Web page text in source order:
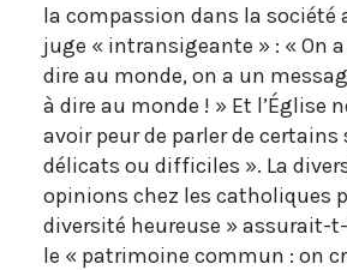
la compassion dans la société
juge « intransigeante » : « On
dire au monde, on a un
à dire au monde ! » Et l’Église
avoir peur de parler de
délicats ou difficiles ». La
opinions chez les catholiques
diversité heureuse » assurait-
le « patrimoine commun : on